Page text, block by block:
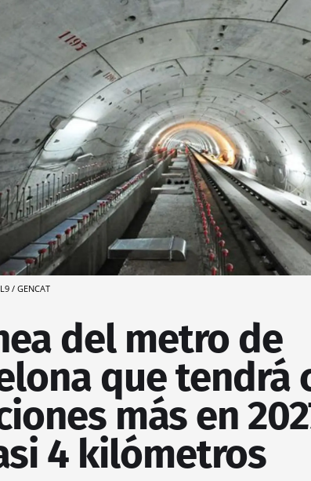
/ GENCAT
del metro de
que tendrá
más en
4 kilómetros